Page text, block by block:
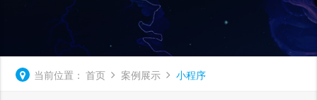
当前位置： 首页 案例展示 小程序